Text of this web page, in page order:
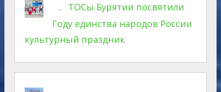
ТОСы Бурятии посвятили
Году единства народов России
культурный праздник